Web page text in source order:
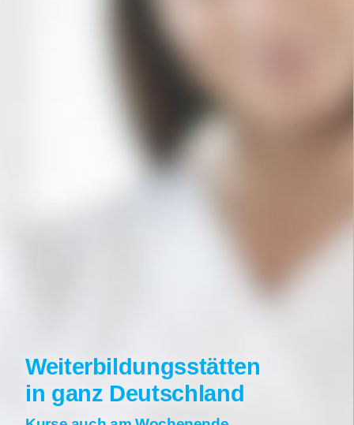
wohnortnah
praxisnah